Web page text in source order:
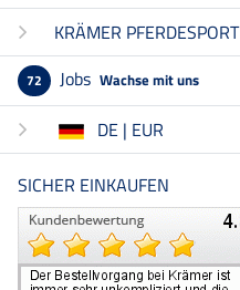
KRÄMER PFERDESPORT
72 Jobs Wachse mit uns
DE | EUR
SICHER EINKAUFEN